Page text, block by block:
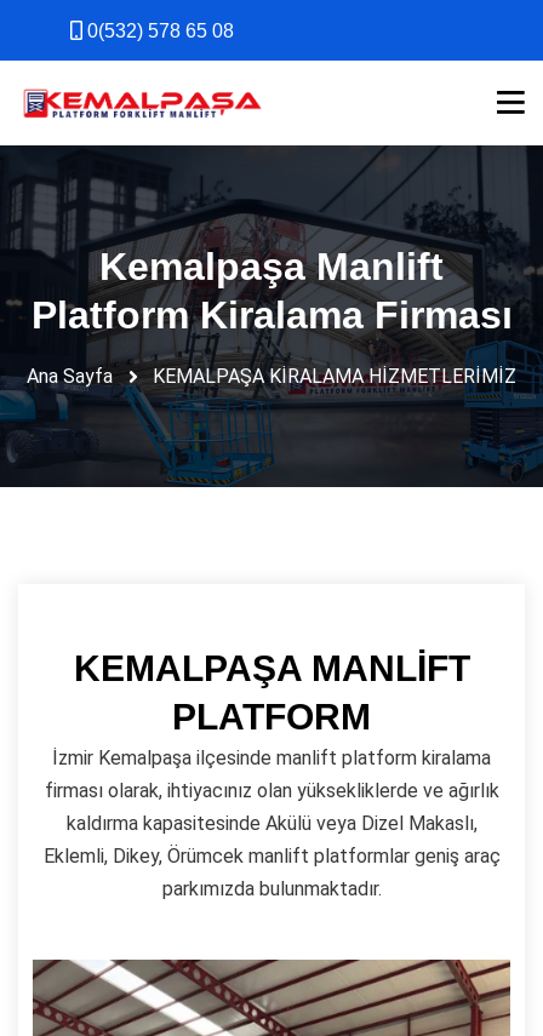
0(532) 578 65 08
0(532) 578 65 08
Kemalpaşa Manlift
Platform Kiralama Firması
Ana Sayfa KEMALPAŞA KİRALAMA HİZMETLERİMİZ
KEMALPAŞA MANLİFT
PLATFORM
İzmir Kemalpaşa ilçesinde manlift platform kiralama
firması olarak, ihtiyacınız olan yüksekliklerde ve ağırlık
kaldırma kapasitesinde Akülü veya Dizel Makaslı,
Eklemli, Dikey, Örümcek manlift platformlar geniş araç
parkımızda bulunmaktadır.